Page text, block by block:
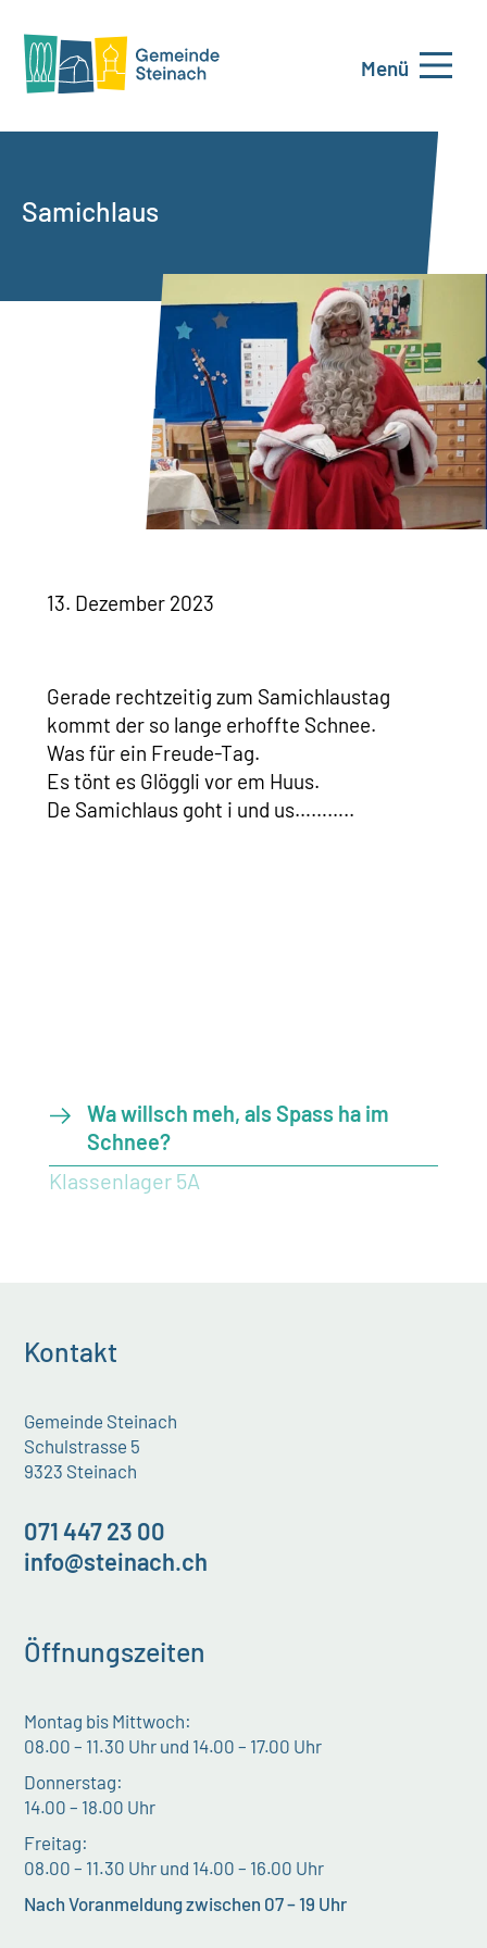
Menü
Samichlaus
13. Dezember 2023
Gerade rechtzeitig zum Samichlaustag
kommt der so lange erhoffte Schnee.
Was für ein Freude-Tag.
Es tönt es Glöggli vor em Huus.
De Samichlaus goht i und us………..
Wa willsch meh, als Spass ha im
Schnee?
Klassenlager 5A
Kontakt
Gemeinde Steinach
Schulstrasse 5
9323 Steinach
071 447 23 00
info@steinach.ch
Öffnungszeiten
Montag bis Mittwoch:
08.00 – 11.30 Uhr und 14.00 – 17.00 Uhr
Donnerstag:
14.00 – 18.00 Uhr
Freitag:
08.00 – 11.30 Uhr und 14.00 – 16.00 Uhr
Nach Voranmeldung zwischen 07 – 19 Uhr